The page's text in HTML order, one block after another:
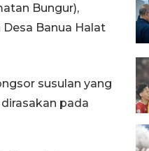
Bungur),
Desa Banua Halat
susulan yang
pada